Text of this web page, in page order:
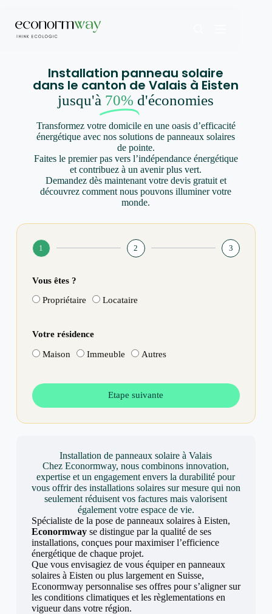
Installation panneau solaire
dans le canton de Valais à Eisten
jusqu'à 70% d'économies
Transformez votre domicile en une oasis d’efficacité
énergétique avec nos solutions de panneaux solaires
de pointe.
Faites le premier pas vers l’indépendance énergétique
et contribuez à un avenir plus vert.
Demandez dès maintenant votre devis gratuit et
découvrez comment nous pouvons illuminer votre
monde.
1 2 3
Vous êtes ?
Propriétaire Locataire
Votre résidence
Maison Immeuble Autres
Etape suivante
Installation de panneaux solaire à Valais
Chez Econormway, nous combinons innovation,
expertise et un engagement envers la durabilité pour
vous offrir des installations solaires sur mesure qui non
seulement réduisent vos factures mais valorisent
également votre espace de vie.
Spécialiste de la pose de panneaux solaires à Eisten,
Econormwayse distingue par la qualité de ses
installations, conçues pour maximiser l’efficience
énergétique de chaque projet.
Que vous envisagiez de vous équiper en panneaux
solaires à Eisten ou plus largement en Suisse,
Econormway personnalise ses offres pour s’aligner sur
les conditions climatiques et les règlementations en
vigueur dans votre région.